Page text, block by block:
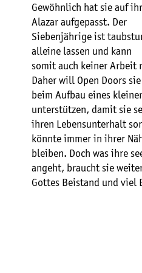
Gewöhnlich hat sie auf
Alazar aufgepasst. Der
Siebenjährige ist
alleine lassen und kann
somit auch keiner Arbeit
Daher will Open Doors sie
beim Aufbau eines
unterstützen, damit sie
ihren Lebensunterhalt
könnte immer in ihrer
bleiben. Doch was ihre
angeht, braucht sie
Gottes Beistand und viel